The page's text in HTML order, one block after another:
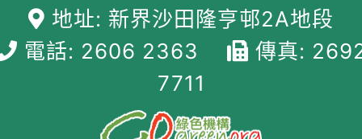
地址: 新界沙田隆亨邨2A地段
電話: 2606 2363
傳真:
7711